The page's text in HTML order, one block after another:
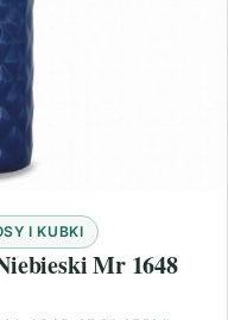
I KUBKI
Mr 1648